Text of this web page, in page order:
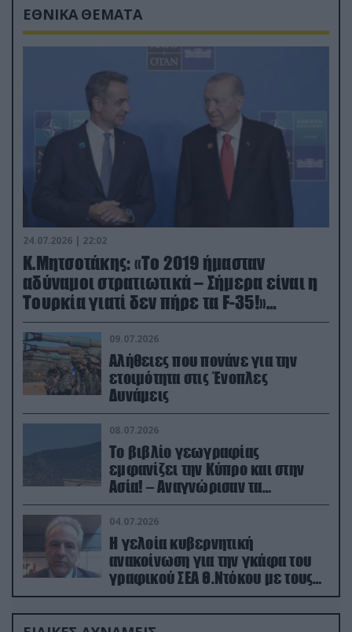
ΕΘΝΙΚΑ ΘΕΜΑΤΑ
24.07.2026 | 22:02
Κ.Μητσοτάκης: «Το 2019 ήμασταν
αδύναμοι στρατιωτικά – Σήμερα είναι η
Τουρκία γιατί δεν πήρε τα F-35!»
(βίντεο)
09.07.2026
Αλήθειες που πονάνε για την
ετοιμότητα στις Ένοπλες
Δυνάμεις
08.07.2026
Το βιβλίο γεωγραφίας
εμφανίζει την Κύπρο και στην
Ασία! – Αναγνώρισαν τα
κατεχόμενα; (φωτο)
04.07.2026
Η γελοία κυβερνητική
ανακοίνωση για την γκάφα του
γραφικού ΣΕΑ Θ.Ντόκου με τους
Ρώσους φαρσέρ